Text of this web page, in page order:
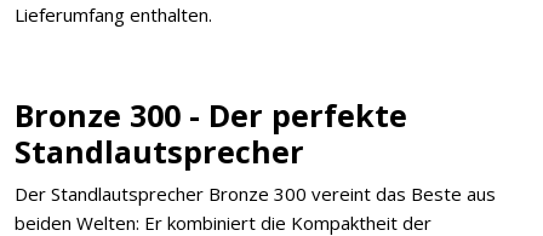
Lieferumfang enthalten.
Bronze 300 - Der perfekte
Standlautsprecher
Der Standlautsprecher Bronze 300 vereint das Beste aus
beiden Welten: Er kombiniert die Kompaktheit der